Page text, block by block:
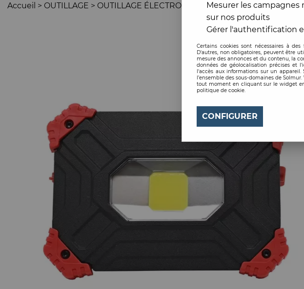
Accueil > OUTILLAGE > OUTILLAGE ÉLECTROPORTATIF >ÉCLAIRAGE -
Mesurer les
sur nos produits
Gérer l'authentification
Certains cookies sont nécessaires à
D'autres, non obligatoires, peuvent être
mesure des annonces et du contenu, la
données de géolocalisation précises et
l'accès aux informations sur un
l’ensemble des sous-domaines de
tout moment en cliquant sur le widget
politique de cookie.
CONFIGURER